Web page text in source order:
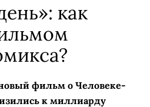
как
фильм о Человеке-
к миллиарду